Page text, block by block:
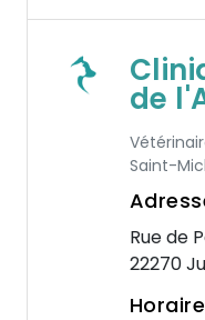
de
Saint-
Rue de
22270